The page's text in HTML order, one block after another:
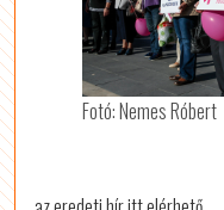
Fotó: Nemes Róbert